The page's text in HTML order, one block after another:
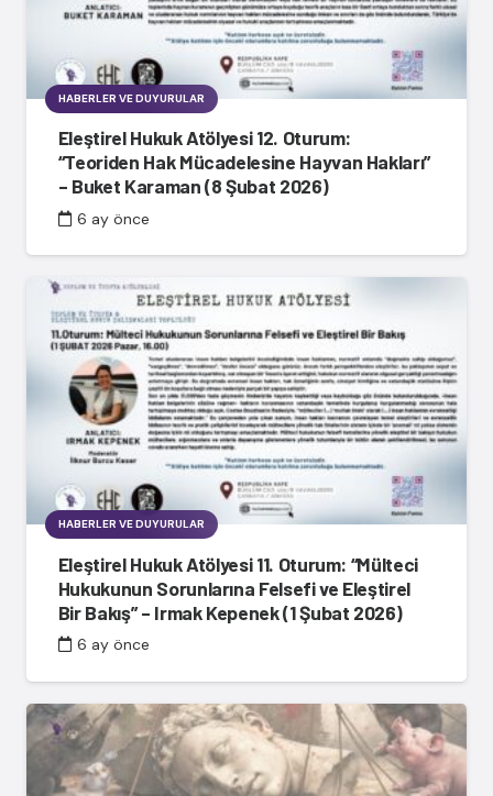
HABERLER VE DUYURULAR
Eleştirel Hukuk Atölyesi 12. Oturum:
“Teoriden Hak Mücadelesine Hayvan Hakları”
– Buket Karaman (8 Şubat 2026)
6 ay önce
HABERLER VE DUYURULAR
Eleştirel Hukuk Atölyesi 11. Oturum: “Mülteci
Hukukunun Sorunlarına Felsefi ve Eleştirel
Bir Bakış” – Irmak Kepenek (1 Şubat 2026)
6 ay önce